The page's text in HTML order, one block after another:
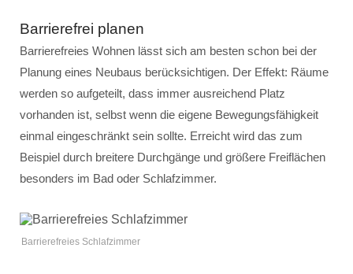
Barrierefrei planen
Barrierefreies Wohnen lässt sich am besten schon bei der
Planung eines Neubaus berücksichtigen. Der Effekt: Räume
werden so aufgeteilt, dass immer ausreichend Platz
vorhanden ist, selbst wenn die eigene Bewegungsfähigkeit
einmal eingeschränkt sein sollte. Erreicht wird das zum
Beispiel durch breitere Durchgänge und größere Freiflächen
besonders im Bad oder Schlafzimmer.
Barrierefreies Schlafzimmer